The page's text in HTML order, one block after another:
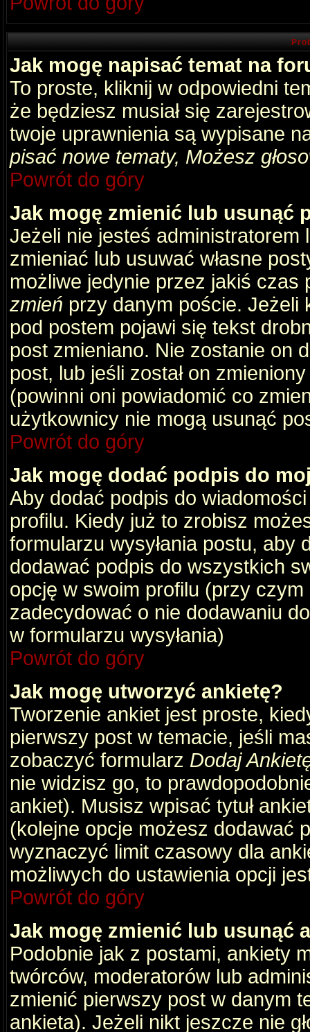
Jak mogę napisać temat na
To proste, kliknij w odpowiedni
że będziesz musiał się
twoje uprawnienia są wypisane
pisać nowe tematy, Możesz
Powrót do góry
Jak mogę zmienić lub usunąć
Jeżeli nie jesteś
zmieniać lub usuwać własne
możliwe jedynie przez jakiś
zmień przy danym poście. Jeżeli
pod postem pojawi się tekst
post zmieniano. Nie zostanie on
post, lub jeśli został on
(powinni oni powiadomić co
użytkownicy nie mogą usunąć
Powrót do góry
Jak mogę dodać podpis do
Aby dodać podpis do
profilu. Kiedy już to zrobisz
formularzu wysyłania postu,
dodawać podpis do wszystkich
opcję w swoim profilu (przy
zadecydować o nie dodawaniu
w formularzu wysyłania)
Powrót do góry
Jak mogę utworzyć ankietę?
Tworzenie ankiet jest proste,
pierwszy post w temacie, jeśli
zobaczyć formularz Dodaj
nie widzisz go, to
ankiet). Musisz wpisać tytuł
(kolejne opcje możesz dodawać
wyznaczyć limit czasowy dla
możliwych do ustawienia opcji
Powrót do góry
Jak mogę zmienić lub usunąć
Podobnie jak z postami, ankiety
twórców, moderatorów lub
zmienić pierwszy post w danym
ankieta). Jeżeli nikt jeszcze nie